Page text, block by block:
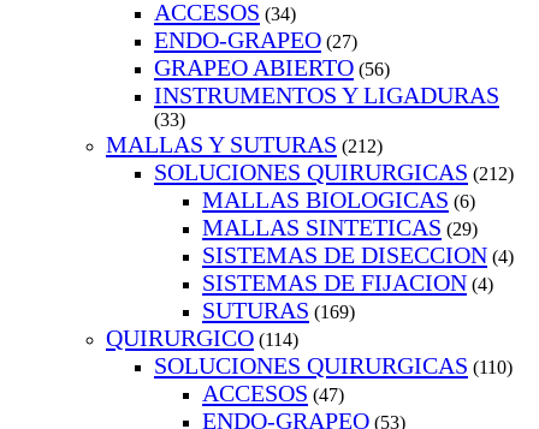
ACCESOS (34)
ENDO-GRAPEO (27)
GRAPEO ABIERTO (56)
INSTRUMENTOS Y LIGADURAS
(33)
MALLAS Y SUTURAS (212)
SOLUCIONES QUIRURGICAS (212)
MALLAS BIOLOGICAS (6)
MALLAS SINTETICAS (29)
SISTEMAS DE DISECCION (4)
SISTEMAS DE FIJACION (4)
SUTURAS (169)
QUIRURGICO (114)
SOLUCIONES QUIRURGICAS (110)
ACCESOS (47)
ENDO-GRAPEO (53)